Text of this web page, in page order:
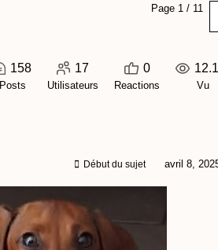
Page 1 / 11
158
Posts
17
Utilisateurs
0
Reactions Vu
Début du sujet avril 8,